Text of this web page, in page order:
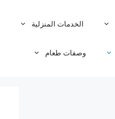
الخدمات المنزلية
وصفات طعام